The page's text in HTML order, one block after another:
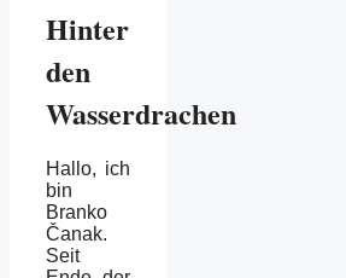
Hinter
den
Wasserdrachen
Hallo, ich
bin
Branko
Čanak.
Seit